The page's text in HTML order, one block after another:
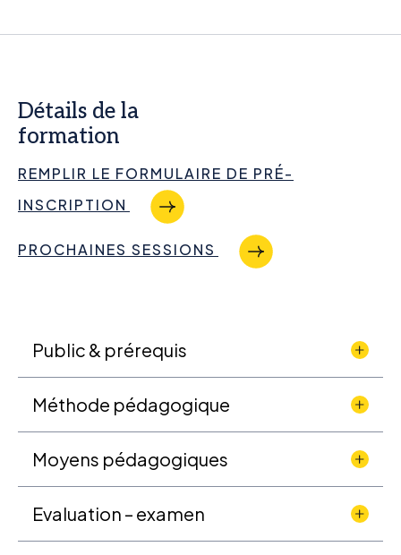
Détails de la
formation
REMPLIR LE FORMULAIRE DE PRÉ-
INSCRIPTION
PROCHAINES SESSIONS
Public & prérequis
Méthode pédagogique
Moyens pédagogiques
Evaluation – examen